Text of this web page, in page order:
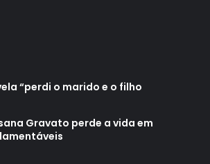
“perdi o marido e o filho
Gravato perde a vida em